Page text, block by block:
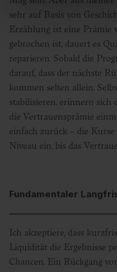
sehr auf Basis von
Erzählung ist eine Prämie
gebrochen ist, dauert es
reparieren. Sobald die
darauf, dass der nächste
kommen selten allein.
stabilisieren, erinnern sich
die Vertrauensprämie
einfach zurück – die
Niveau ein, bis das
Fundamentaler
Ich akzeptiere, dass
Liquidität die Ergebnisse
Chancen. Ein Rückgang